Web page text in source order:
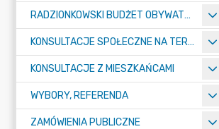
RADZIONKOWSKI BUDŻET OBYWATELSKI
KONSULTACJE SPOŁECZNE NA TERENIE MIASTA RADZIONKÓW
KONSULTACJE Z MIESZKAŃCAMI
WYBORY, REFERENDA
ZAMÓWIENIA PUBLICZNE